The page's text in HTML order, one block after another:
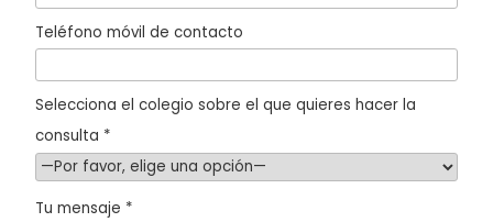
Teléfono móvil de contacto
Selecciona el colegio sobre el que quieres hacer la
consulta *
Tu mensaje *